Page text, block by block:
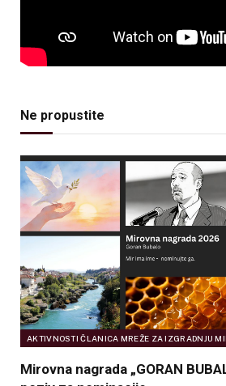
Ne propustite
AKTIVNOSTI ČLANICA MREŽE ZA IZGRADNJU
Mirovna nagrada „GORAN